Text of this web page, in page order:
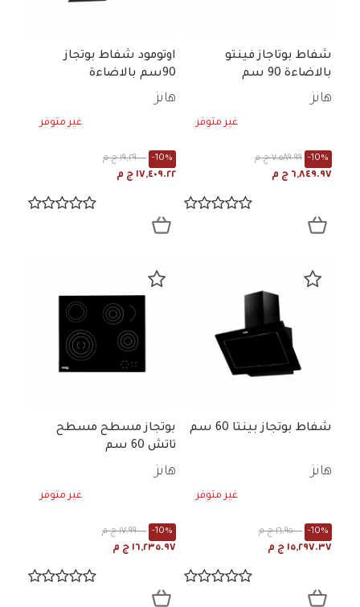
شفاط بوتاجاز فينتو
بالاضاءة 90 سم
هانز
غير متوفر
٧,٥٨٩.٩٩ ج م -10%
٦,٨٤٩.٩٧ ج م
اوتومود شفاط بوتجاز
90سم بالاضاءة
هانز
غير متوفر
١٩,٢٩٠.٠٠ ج م -10%
١٧,٤٠٩.٢٢ ج م
شفاط بوتجاز بينتا 60 سم
هانز
غير متوفر
١٦,٩٥٠.٠٠ ج م -10%
١٥,٢٩٧.٣٧ ج م
بوتجاز مسطح مسطح
تاتش 60 سم
هانز
غير متوفر
١٧,٩٩٠.٠٠ ج م -10%
١٦,٢٣٥.٩٧ ج م